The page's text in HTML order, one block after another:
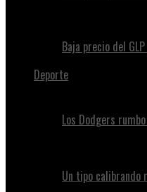
Baja precio del
Deporte
Los Dodgers
Un tipo calibrando